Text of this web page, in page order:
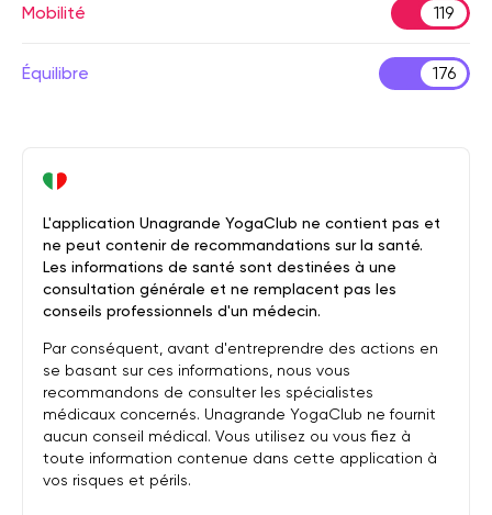
Mobilité 119
Équilibre 176
L'application Unagrande YogaClub ne contient pas et
ne peut contenir de recommandations sur la santé.
Les informations de santé sont destinées à une
consultation générale et ne remplacent pas les
conseils professionnels d'un médecin.
Par conséquent, avant d'entreprendre des actions en
se basant sur ces informations, nous vous
recommandons de consulter les spécialistes
médicaux concernés. Unagrande YogaClub ne fournit
aucun conseil médical. Vous utilisez ou vous fiez à
toute information contenue dans cette application à
vos risques et périls.